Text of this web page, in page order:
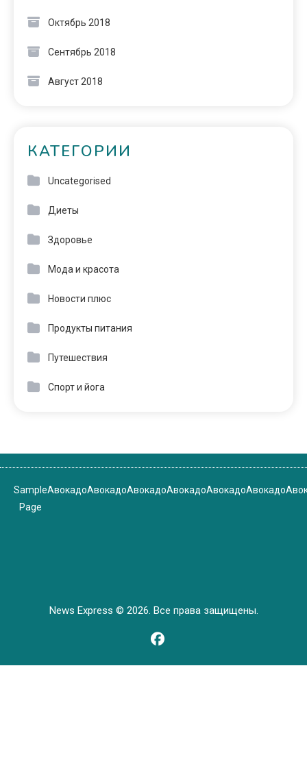
Октябрь 2018
Сентябрь 2018
Август 2018
КАТЕГОРИИ
Uncategorised
Диеты
Здоровье
Мода и красота
Новости плюс
Продукты питания
Путешествия
Спорт и йога
Sample
Page
АвокадоАвокадоАвокадоАвокадоАвокадоАвокадо
News Express © 2026. Все права защищены.